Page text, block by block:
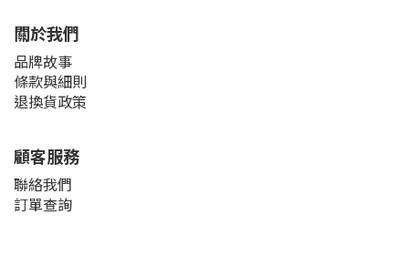
關於我們
品牌故事
條款與細則
退換貨政策
顧客服務
聯絡我們
訂單查詢